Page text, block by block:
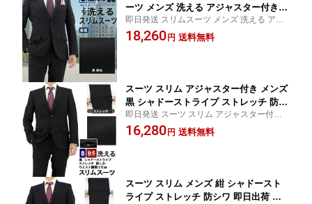
ーツ メンズ 洗える アジャスター付き
ストレッチ 黒 無地 ビジネス ウォッシ
ャブル リンクルフリー 防シワ ウール調
即日発送 スリムスーツ メンズ 洗える アジ
ャスター付き ストレッチ お盆 背広 suit 防
シワ【SIZE】 Y3 Y4 Y5 Y6 Y7 A4 A5 A6 A7
18,260 円 送料無料
スーツ スリム アジャスター付き メンズ
黒 シャドーストライプ ストレッチ 防シ
ワ 即日出荷 秋冬 春 ノータックパンツ
洗える 家庭洗濯 ウォッシャブル機能 成
即日発送 スーツ スリム アジャスター付き
メンズ シャドーストライプ お盆 秋冬先取
り 背広 suit パンツ スラックス ズボン スト
16,280 円 送料無料
スーツ スリム メンズ 紺 シャドースト
ライプ ストレッチ 防シワ 即日出荷 秋